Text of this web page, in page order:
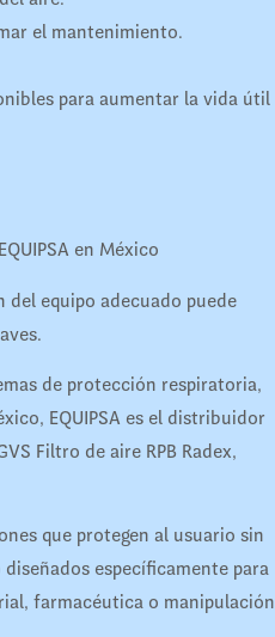
el mantenimiento.
para aumentar la vida útil
en México
equipo adecuado puede
de protección respiratoria,
EQUIPSA es el distribuidor
Filtro de aire RPB Radex,
que protegen al usuario sin
específicamente para
farmacéutica o manipulación